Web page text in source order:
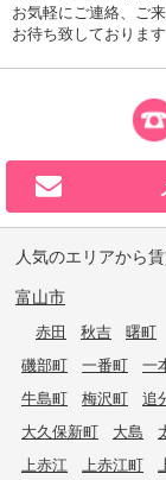
お気軽にご連絡、ご来
お待ち致しております
人気のエリアから
富山市
赤田 秋吉 曙町
磯部町
一番町 一
牛島町
梅沢町 追
大久保新町
大島
上赤江
上赤江町